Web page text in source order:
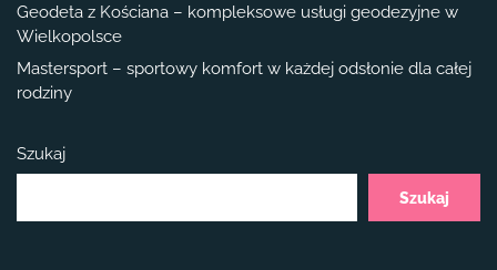
Geodeta z Kościana – kompleksowe usługi geodezyjne w
Wielkopolsce
Mastersport – sportowy komfort w każdej odsłonie dla całej
rodziny
Szukaj
Szukaj